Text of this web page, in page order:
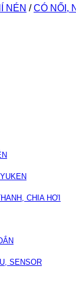
NÉN / CÓ NỐI,
CHIA HƠI
SENSOR